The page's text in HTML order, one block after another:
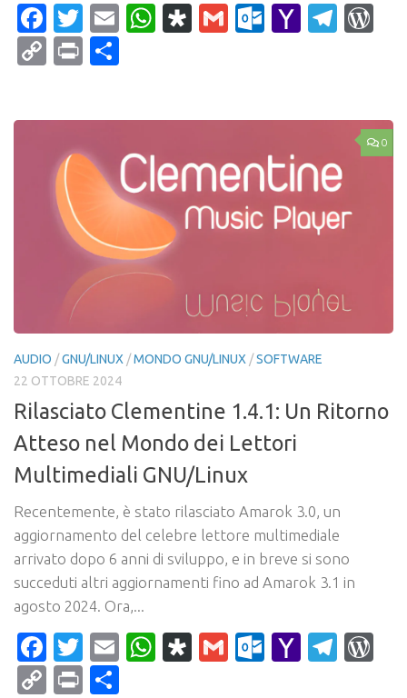
Facebook
Twitter
EmailWhatsApp
Diaspora
Gmail Yahoo
CopyPrint
0
AUDIO /GNU/LINUX /MONDO GNU/LINUX /SOFTWARE
22 OTTOBRE 2024
Rilasciato Clementine 1.4.1: Un Ritorno
Atteso nel Mondo dei Lettori
Multimediali GNU/Linux
Recentemente, è stato rilasciato Amarok 3.0, un
aggiornamento del celebre lettore multimediale
arrivato dopo 6 anni di sviluppo, e in breve si sono
succeduti altri aggiornamenti fino ad Amarok 3.1 in
agosto 2024. Ora,...
Facebook
Twitter
EmailWhatsApp
Diaspora
Gmail Yahoo
CopyPrint